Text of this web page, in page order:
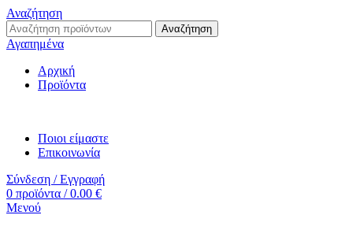
Αναζήτηση
Αναζήτηση
Αγαπημένα
Αρχική
Προϊόντα
Ποιοι είμαστε
Επικοινωνία
Σύνδεση / Εγγραφή
0 προϊόντα / 0.00 €
Μενού